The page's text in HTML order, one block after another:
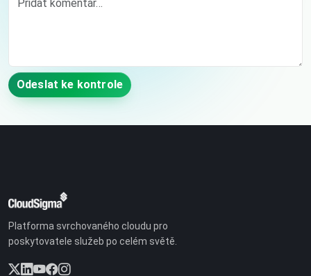
Odeslat ke kontrole
Platforma svrchovaného cloudu pro
poskytovatele služeb po celém světě.